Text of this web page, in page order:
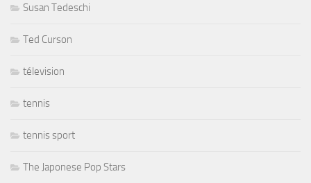
Susan Tedeschi
Ted Curson
télevision
tennis
tennis sport
The Japonese Pop Stars